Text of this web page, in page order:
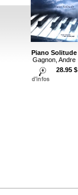
Piano Solitude
Gagnon, Andre
28.95 $